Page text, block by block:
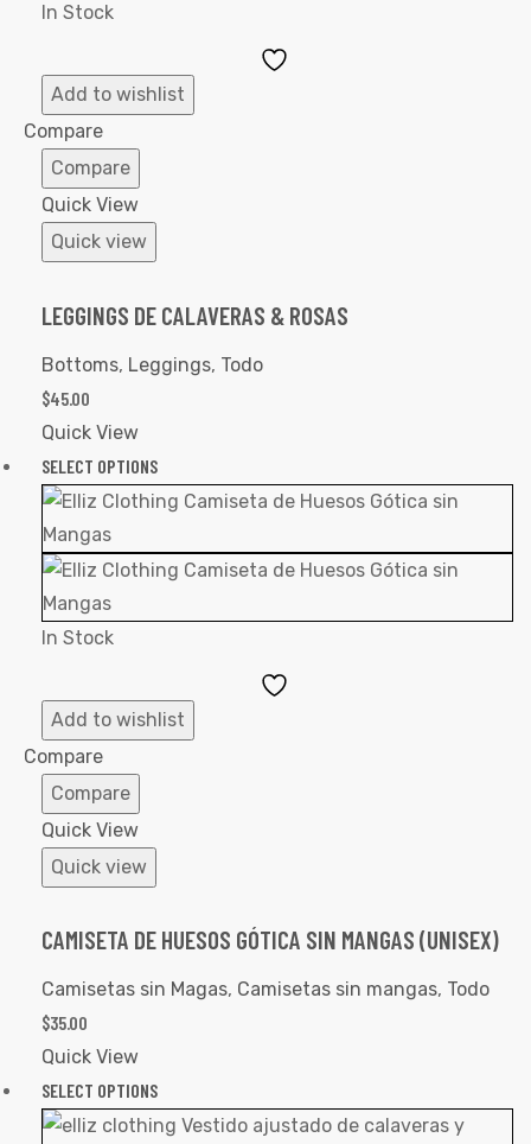
In Stock
Add to wishlist
Compare
Compare
Quick View
Quick view
LEGGINGS DE CALAVERAS & ROSAS
Bottoms, Leggings, Todo
$45.00
Quick View
SELECT OPTIONS
In Stock
Add to wishlist
Compare
Compare
Quick View
Quick view
CAMISETA DE HUESOS GÓTICA SIN MANGAS (UNISEX)
Camisetas sin Magas, Camisetas sin mangas, Todo
$35.00
Quick View
SELECT OPTIONS